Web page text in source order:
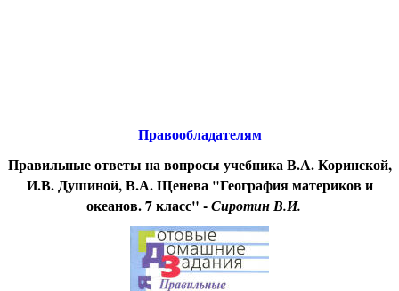
Правообладателям
Правильные ответы на вопросы учебника В.А. Коринской,
И.В. Душиной, В.А. Щенева "География материков и
океанов. 7 класс" -Сиротин В.И.